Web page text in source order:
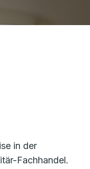
in der
Fachhandel.